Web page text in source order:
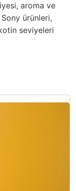
aroma ve
ürünleri,
seviyeleri